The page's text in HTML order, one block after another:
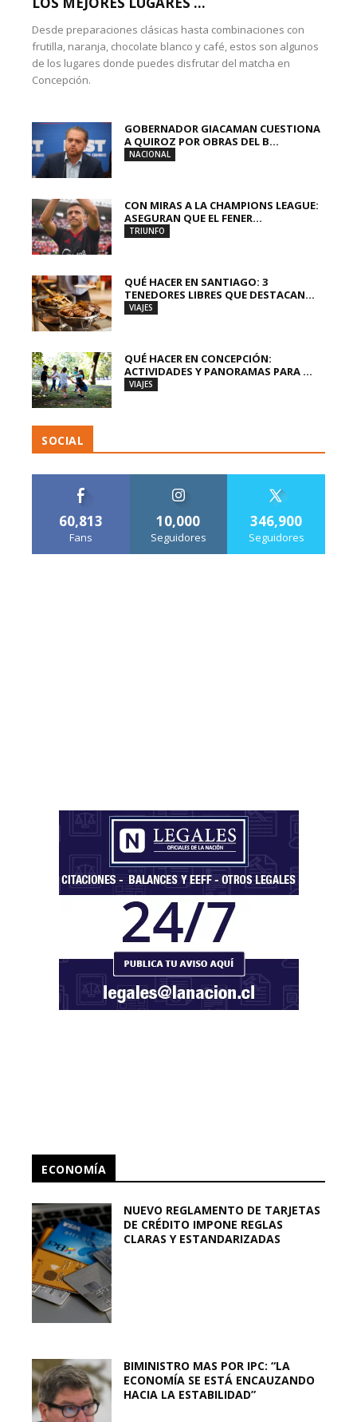
Desde preparaciones clásicas hasta combinaciones con
frutilla, naranja, chocolate blanco y café, estos son algunos
de los lugares donde puedes disfrutar del matcha en
Concepción.
GOBERNADOR GIACAMAN CUESTIONA
A QUIROZ POR OBRAS DEL B...
NACIONAL
CON MIRAS A LA CHAMPIONS LEAGUE:
ASEGURAN QUE EL FENER...
TRIUNFO
QUÉ HACER EN SANTIAGO: 3
TENEDORES LIBRES QUE DESTACAN...
VIAJES
QUÉ HACER EN CONCEPCIÓN:
ACTIVIDADES Y PANORAMAS PARA ...
VIAJES
SOCIAL
60,813
Fans
10,000
Seguidores
346,900
Seguidores
ECONOMÍA
NUEVO REGLAMENTO DE TARJETAS
DE CRÉDITO IMPONE REGLAS
CLARAS Y ESTANDARIZADAS
BIMINISTRO MAS POR IPC: “LA
ECONOMÍA SE ESTÁ ENCAUZANDO
HACIA LA ESTABILIDAD”